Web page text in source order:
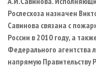
ДЕРЕВЯННОЕ
ПРОИЗВОДСТВО
БИОЭНЕРГЕТИКА
ЦБП
ОФИЦИАЛЬНЫЕ
ПРИОРИТЕТНЫЕ
RUSSIAN FORESTRY
ГАЗЕТА
Рослесхоза назначен
Савинова связана с
России в 2010 году, а
Федерального агентства
напрямую Правительству